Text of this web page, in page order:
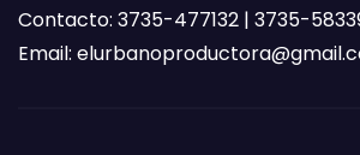
Contacto: 3735-477132 | 3735-
Email: